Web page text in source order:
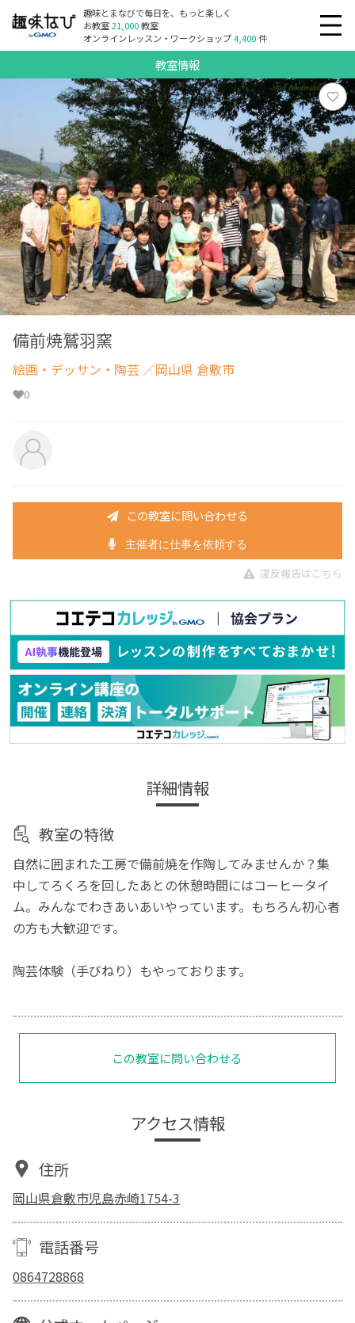
趣味とまなびで毎日を、もっと楽しく
お教室21,000教室
オンラインレッスン・ワークショップ4,400件
教室情報
備前焼鷲羽窯
絵画・デッサン・陶芸 ／岡山県 倉敷市
0
この教室に問い合わせる
主催者に仕事を依頼する
違反報告はこちら
詳細情報
教室の特徴
自然に囲まれた工房で備前焼を作陶してみませんか？集
中してろくろを回したあとの休憩時間にはコーヒータイ
ム。みんなでわきあいあいやっています。もちろん初心者
の方も大歓迎です。
陶芸体験（手びねり）もやっております。
この教室に問い合わせる
アクセス情報
住所
岡山県倉敷市児島赤崎1754-3
電話番号
0864728868